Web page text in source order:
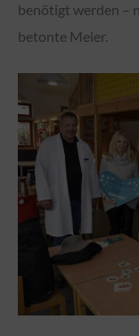
benötigt werden –
betonte Meier.